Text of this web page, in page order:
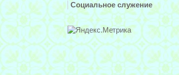
Социальное служение